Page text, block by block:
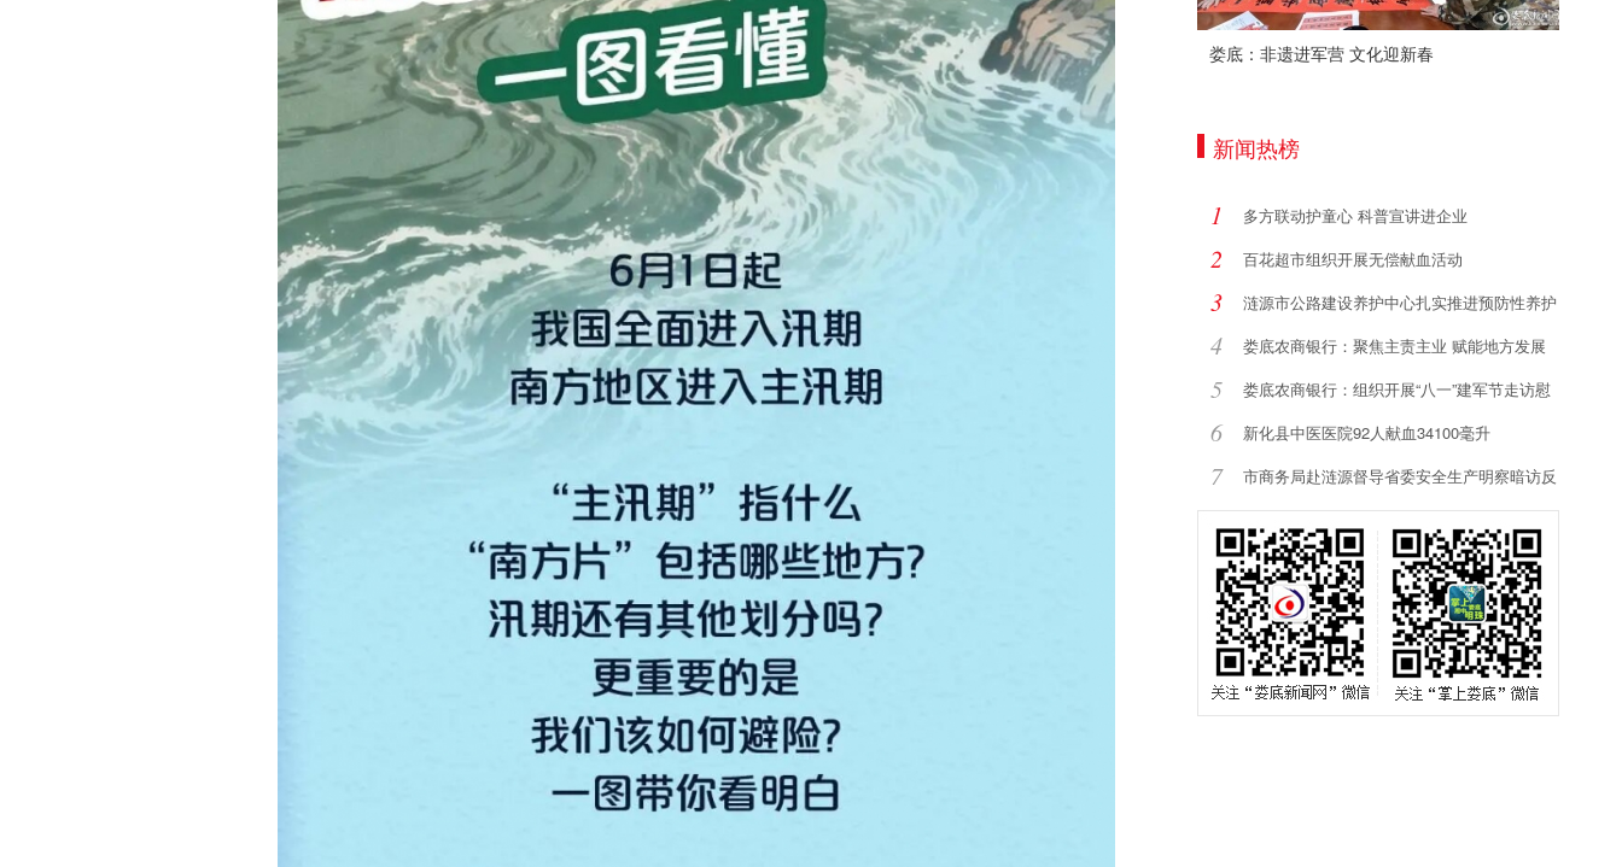
娄底：非遗进军营 文化迎新春
新闻热榜
1 多方联动护童心 科普宣讲进企业
2 百花超市组织开展无偿献血活动
3
涟源市公路建设养护中心扎实推进预防性养护
4 娄底农商银行：聚焦主责主业 赋能地方发展
5 娄底农商银行：组织开展“八一”建军节走访慰
6 新化县中医医院92人献血34100毫升
7
市商务局赴涟源督导省委安全生产明察暗访反
馈